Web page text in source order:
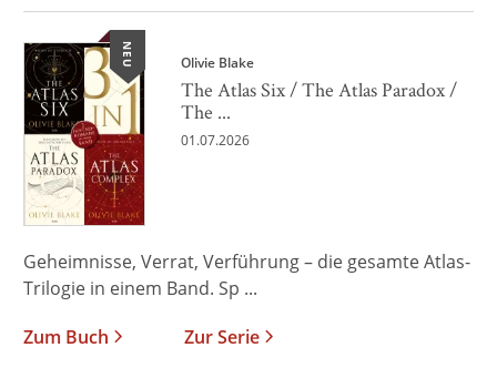
NEU Olivie Blake
The Atlas Six / The Atlas Paradox /
The ...
01.07.2026
Geheimnisse, Verrat, Verführung – die gesamte Atlas-
Trilogie in einem Band. Sp ...
Zum Buch
Zur Serie